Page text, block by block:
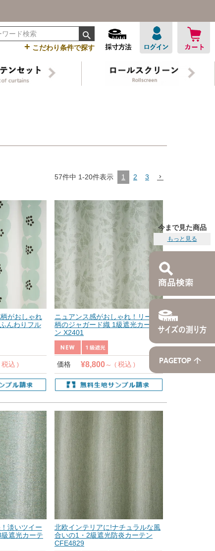
+ こだわり条件で探す
57件中 1-20件表示 1 2 3
がおしゃれ
んわりフル
税込
ニュアンス感がおしゃれ！リーフ
柄のジャガード織 1級遮光カーテ
ン X2401
価格 ¥8,800 税込
淡いツイー
遮光カーテ
北欧インテリアに!ナチュラルな風
合いの1・2級遮光防炎カーテン
CFE4829
今まで見た商品
もっと見る